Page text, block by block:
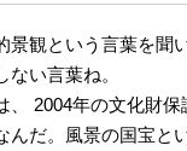
景観という言葉を聞
い言葉ね。
、 2004年の文化財
んだ。風景の国宝と